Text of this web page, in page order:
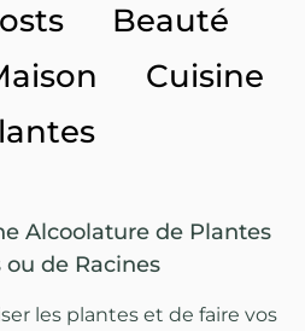
Beauté
Cuisine
Alcoolature de Plantes
ou de Racines
les plantes et de faire vos